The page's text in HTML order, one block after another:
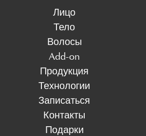
Лицо
Тело
Волосы
Add-on
Продукция
Технологии
Записаться
Контакты
Подарки